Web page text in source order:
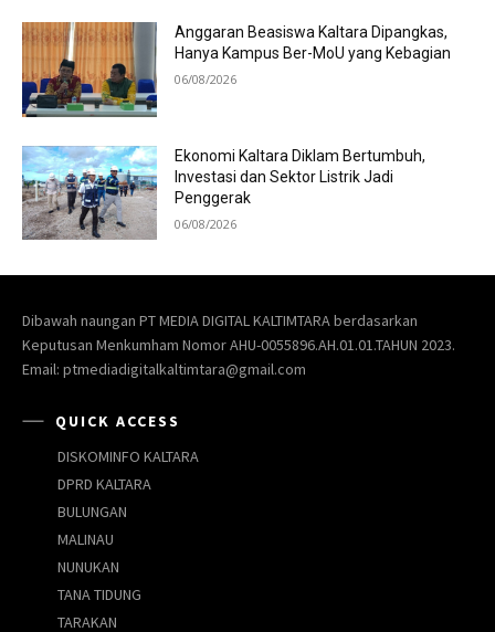
Anggaran Beasiswa Kaltara Dipangkas,
Hanya Kampus Ber-MoU yang Kebagian
06/08/2026
Ekonomi Kaltara Diklam Bertumbuh,
Investasi dan Sektor Listrik Jadi
Penggerak
06/08/2026
Dibawah naungan PT MEDIA DIGITAL KALTIMTARA berdasarkan
Keputusan Menkumham Nomor AHU-0055896.AH.01.01.TAHUN 2023.
Email: ptmediadigitalkaltimtara@gmail.com
QUICK ACCESS
DISKOMINFO KALTARA
DPRD KALTARA
BULUNGAN
MALINAU
NUNUKAN
TANA TIDUNG
TARAKAN